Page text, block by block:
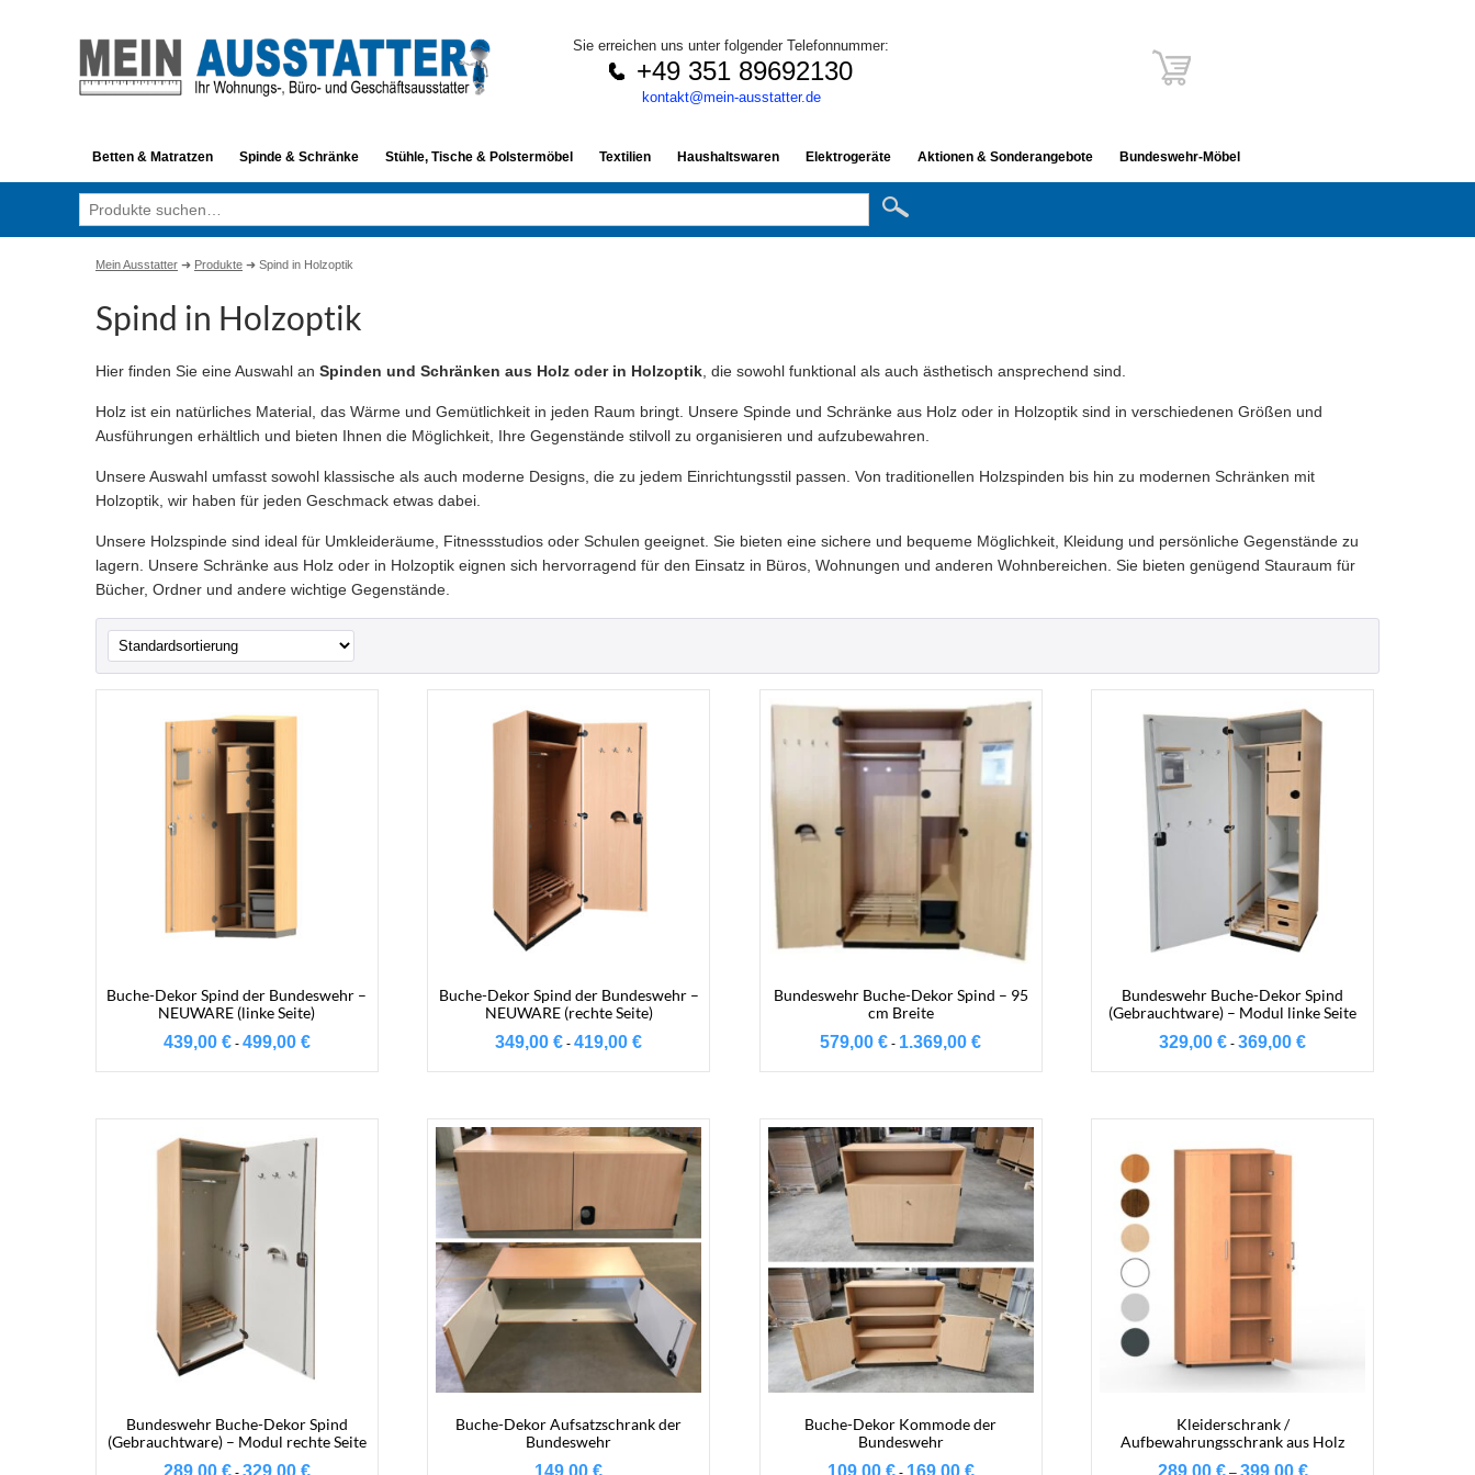
Sie erreichen uns unter folgender Telefonnummer:
+49 351 89692130
kontakt@mein-ausstatter.de
Betten & Matratzen Spinde & Schränke Stühle, Tische & Polstermöbel Textilien Haushaltswaren Elektrogeräte Aktionen & Sonderangebote Bundeswehr-Möbel
Suche
nach:
Mein Ausstatter ➜ Produkte ➜ Spind in Holzoptik
Spind in Holzoptik
Hier finden Sie eine Auswahl an Spinden und Schränken aus Holz oder in Holzoptik , die sowohl funktional als auch ästhetisch ansprechend sind.
Holz ist ein natürliches Material, das Wärme und Gemütlichkeit in jeden Raum bringt. Unsere Spinde und Schränke aus Holz oder in Holzoptik sind in verschiedenen Größen und
Ausführungen erhältlich und bieten Ihnen die Möglichkeit, Ihre Gegenstände stilvoll zu organisieren und aufzubewahren.
Unsere Auswahl umfasst sowohl klassische als auch moderne Designs, die zu jedem Einrichtungsstil passen. Von traditionellen Holzspinden bis hin zu modernen Schränken mit
Holzoptik, wir haben für jeden Geschmack etwas dabei.
Unsere Holzspinde sind ideal für Umkleideräume, Fitnessstudios oder Schulen geeignet. Sie bieten eine sichere und bequeme Möglichkeit, Kleidung und persönliche Gegenstände zu
lagern. Unsere Schränke aus Holz oder in Holzoptik eignen sich hervorragend für den Einsatz in Büros, Wohnungen und anderen Wohnbereichen. Sie bieten genügend Stauraum für
Bücher, Ordner und andere wichtige Gegenstände.
Buche-Dekor Spind der Bundeswehr –
NEUWARE (linke Seite)
439,00 €- 499,00 €
Buche-Dekor Spind der Bundeswehr –
NEUWARE (rechte Seite)
349,00€ -419,00€
Bundeswehr Buche-Dekor Spind – 95
cm Breite
579,00€ - 1.369,00€
Bundeswehr Buche-Dekor Spind
(Gebrauchtware) – Modul linke Seite
329,00€ -369,00€
Bundeswehr Buche-Dekor Spind
(Gebrauchtware) – Modul rechte Seite
289,00 € 329,00 €
Buche-Dekor Aufsatzschrank der
Bundeswehr
149,00€
Buche-Dekor Kommode der
Bundeswehr
109,00 € 169,00 €
Kleiderschrank /
Aufbewahrungsschrank aus Holz
289,00 € 399,00 €Preisspanne: